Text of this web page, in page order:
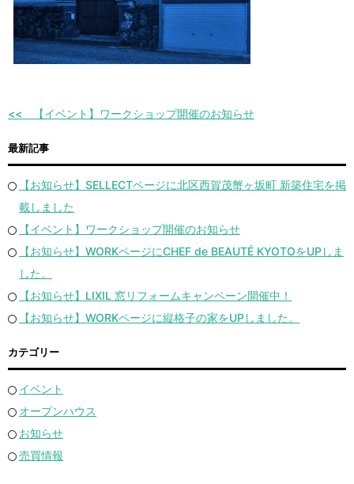
【イベント】ワークショップ開催のお知らせ
最新記事
【お知らせ】SELLECTページに北区西賀茂蟹ヶ坂町 新築住宅を掲
載しました
【イベント】ワークショップ開催のお知らせ
【お知らせ】WORKページにCHEF de BEAUTÉ KYOTOをUPしま
した。
【お知らせ】LIXIL 窓リフォームキャンペーン開催中！
【お知らせ】WORKページに縦格子の家をUPしました。
カテゴリー
イベント
オープンハウス
お知らせ
売買情報